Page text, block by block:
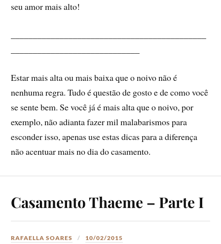
seu amor mais alto!
Estar mais alta ou mais baixa que o noivo não é
nenhuma regra. Tudo é questão de gosto e de como você
se sente bem. Se você já é mais alta que o noivo, por
exemplo, não adianta fazer mil malabarismos para
esconder isso, apenas use estas dicas para a diferença
não acentuar mais no dia do casamento.
Casamento Thaeme – Parte I
RAFAELLA SOARES 10/02/2015